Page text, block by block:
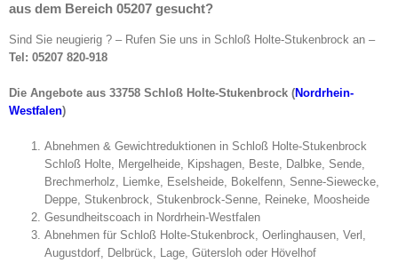
aus dem Bereich 05207 gesucht?
Sind Sie neugierig ? – Rufen Sie uns in Schloß Holte-Stukenbrock an –
Tel: 05207 820-918
Die Angebote aus 33758 Schloß Holte-Stukenbrock (Nordrhein-
Westfalen)
Abnehmen & Gewichtreduktionen in Schloß Holte-Stukenbrock
Schloß Holte, Mergelheide, Kipshagen, Beste, Dalbke, Sende,
Brechmerholz, Liemke, Eselsheide, Bokelfenn, Senne-Siewecke,
Deppe, Stukenbrock, Stukenbrock-Senne, Reineke, Moosheide
Gesundheitscoach in Nordrhein-Westfalen
Abnehmen für Schloß Holte-Stukenbrock, Oerlinghausen, Verl,
Augustdorf, Delbrück, Lage, Gütersloh oder Hövelhof